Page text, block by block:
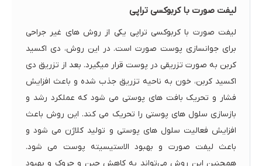
لیفت صورت با کربوکسی تراپی
لیفت صورت با کربوکسی تراپی یکی از روش های غیر جراحی
برای جوانسازی پوست صورت است. در این روش، دی اکسید
کربن به صورت تزریقی در پوست قرار میگیرد. بعد از تزریق دی
اکسید کربن، خون به ناحیه تزریق جذب شده و باعث افزایش
فشار و تحریک بافت های پوستی می شود که عملکرد رشد و
بازسازی سلول های پوستی را تحریک می کند. این روش باعث
افزایش فعالیت سلول های پوستی و تولید کلاژن می شود و
باعث لیفت صورت و بهبود الاستیسیته پوست می شود.
همچنین این روش می‌تواند به کاهش چین و چروک و بهبود